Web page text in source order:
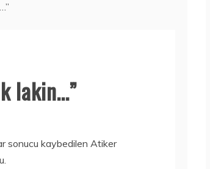
lakin…”
sonucu kaybedilen Atiker